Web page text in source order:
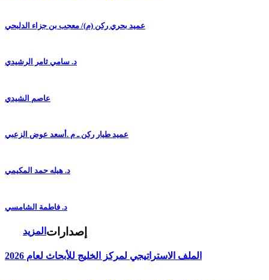
عميد بحري ركن (م)/ معجب بن جزاء الدلبحي
د. سامي ثامر الرشيدي
عاصم الشيدي
عميد طيار ركن ـ م .أسعد عوض الزعبي
د. هيله حمد المكيمي
د. فاطمة الشامسي
المزيد إصدارات
الملف الاستراتيجي لمركز الخليج للأبحاث لعام 2026